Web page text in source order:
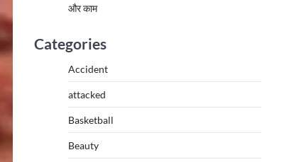
और काम
Categories
Accident
attacked
Basketball
Beauty